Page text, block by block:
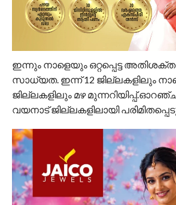
ഇന്നും നാളെയും ഒറ്റപ്പെട്ട
സാധ്യത. ഇന്ന് 12 ജില്ലകളിലും
ജില്ലകളിലും മഴ
വയനാട് ജില്ലകളിലായി